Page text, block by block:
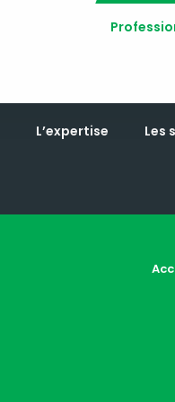
L’expertise Les